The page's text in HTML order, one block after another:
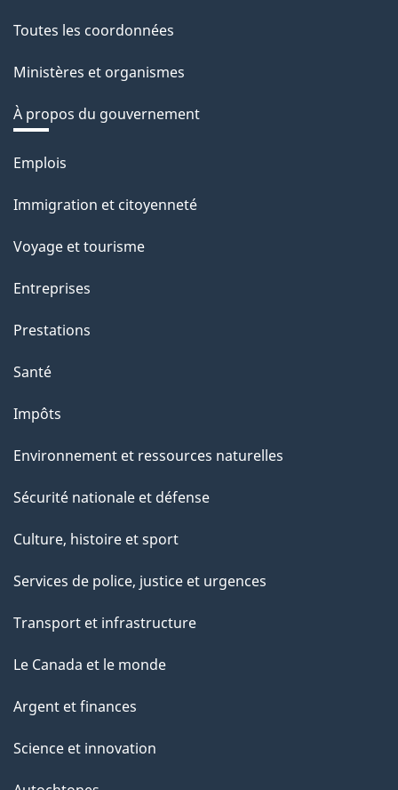
Toutes les coordonnées
Ministères et organismes
À propos du gouvernement
Thèmes
sujets
Emplois
Immigration et citoyenneté
Voyage et tourisme
Entreprises
Prestations
Santé
Impôts
Environnement et ressources naturelles
Sécurité nationale et défense
Culture, histoire et sport
Services de police, justice et urgences
Transport et infrastructure
Le Canada et le monde
Argent et finances
Science et innovation